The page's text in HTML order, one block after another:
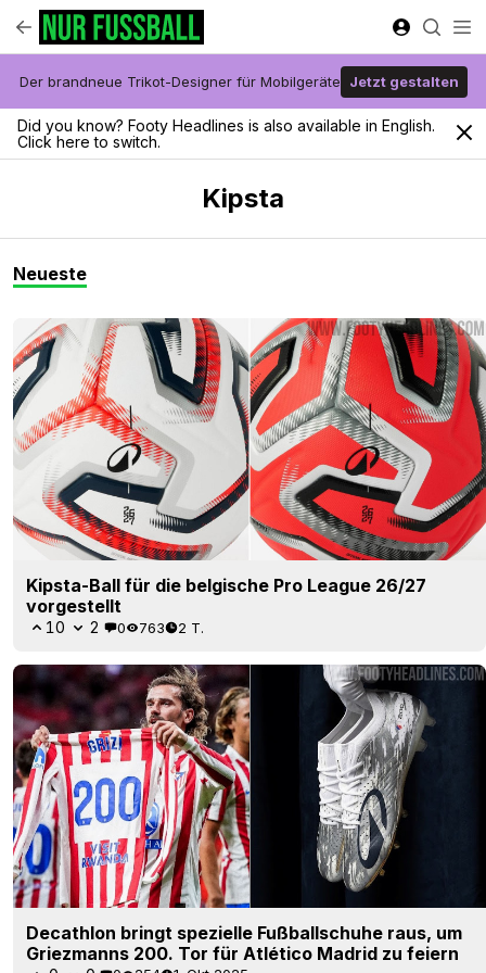
Der brandneue Trikot-Designer für Mobilgeräte Jetzt gestalten
Did you know? Footy Headlines is also available in English.
Click here to switch.
Kipsta
Neueste
Kipsta-Ball für die belgische Pro League 26/27
vorgestellt
10 2 0 763 2 T.
Decathlon bringt spezielle Fußballschuhe raus, um
Griezmanns 200. Tor für Atlético Madrid zu feiern